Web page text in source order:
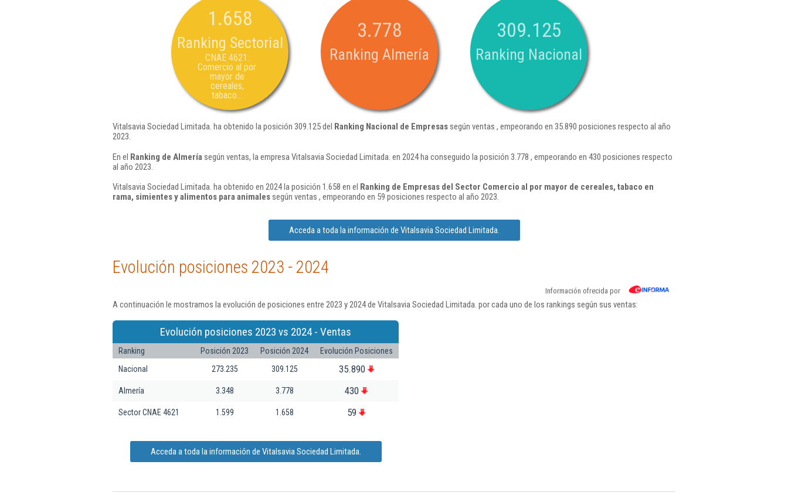
1.658
Ranking Sectorial
CNAE 4621:
Comercio al por
mayor de
cereales,
tabaco...
3.778
Ranking Almería
309.125
Ranking Nacional
Vitalsavia Sociedad Limitada. ha obtenido la posición 309.125 del Ranking Nacional de Empresassegún ventas , empeorando en 35.890 posiciones respecto al año
2023.
En el Ranking de Almería según ventas, la empresa Vitalsavia Sociedad Limitada. en 2024 ha conseguido la posición 3.778 , empeorando en 430 posiciones respecto
al año 2023.
Vitalsavia Sociedad Limitada. ha obtenido en 2024 la posición 1.658 en el Ranking de Empresas del Sector Comercio al por mayor de cereales, tabaco en
rama, simientes y alimentos para animalessegún ventas , empeorando en 59 posiciones respecto al año 2023.
Acceda a toda la información de Vitalsavia Sociedad Limitada.
Evolución posiciones 2023 - 2024
Información ofrecida por
A continuación le mostramos la evolución de posiciones entre 2023 y 2024 de Vitalsavia Sociedad Limitada. por cada uno de los rankings según sus ventas:
Evolución posiciones 2023 vs 2024 - Ventas
Ranking Posición 2023 Posición 2024
Evolución Posiciones
Nacional
273.235 309.125 35.890
Almería 3.348 3.778 430
Sector CNAE 4621 1.599 1.658 59
Acceda a toda la información de Vitalsavia Sociedad Limitada.